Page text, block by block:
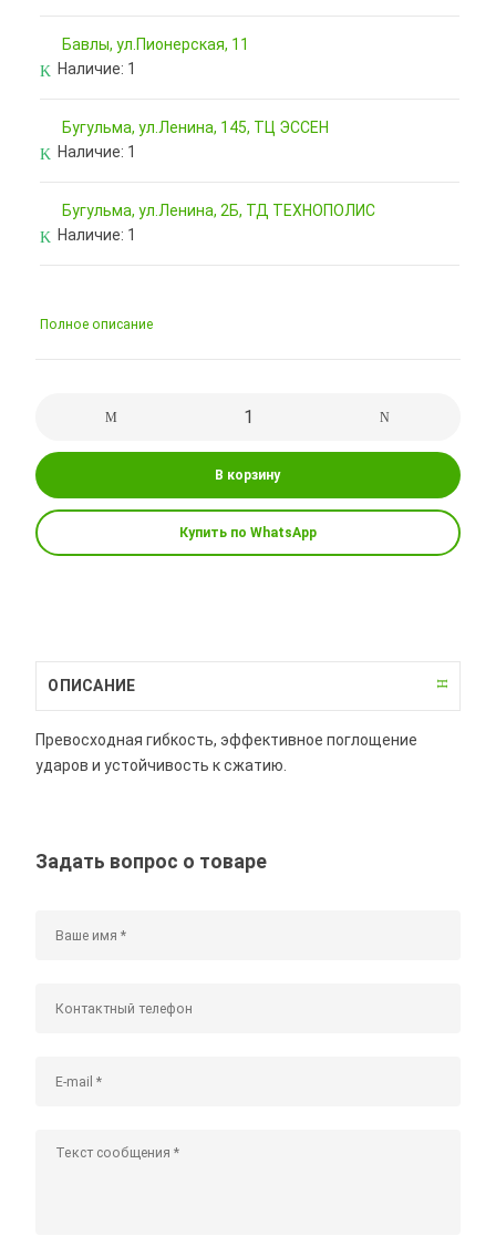
Бавлы, ул.Пионерская, 11
Наличие: 1
Бугульма, ул.Ленина, 145, ТЦ ЭССЕН
Наличие: 1
Бугульма, ул.Ленина, 2Б, ТД ТЕХНОПОЛИС
Наличие: 1
Полное описание
В корзину
Купить по WhatsApp
ОПИСАНИЕ
Превосходная гибкость, эффективное поглощение
ударов и устойчивость к сжатию.
Задать вопрос о товаре